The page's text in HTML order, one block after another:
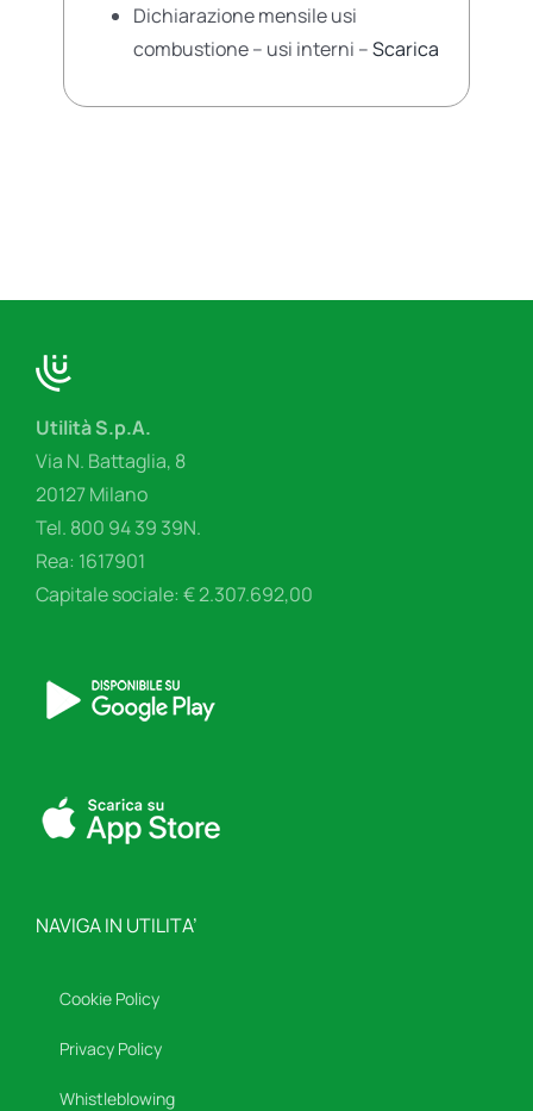
Dichiarazione mensile usi
combustione – usi interni –Scarica
Utilità S.p.A.
Via N. Battaglia, 8
20127 Milano
Tel. 800 94 39 39N.
Rea: 1617901
Capitale sociale: € 2.307.692,00
NAVIGA IN UTILITA’
Cookie Policy
Privacy Policy
Whistleblowing